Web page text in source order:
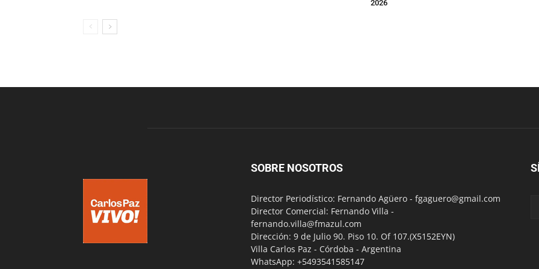
2026
SOBRE NOSOTROS
Director Periodístico: Fernando Agüero - fgaguero@gmail.com
Director Comercial: Fernando Villa -
fernando.villa@fmazul.com
Dirección: 9 de Julio 90. Piso 10. Of 107.(X5152EYN)
Villa Carlos Paz - Córdoba - Argentina
WhatsApp: +5493541585147